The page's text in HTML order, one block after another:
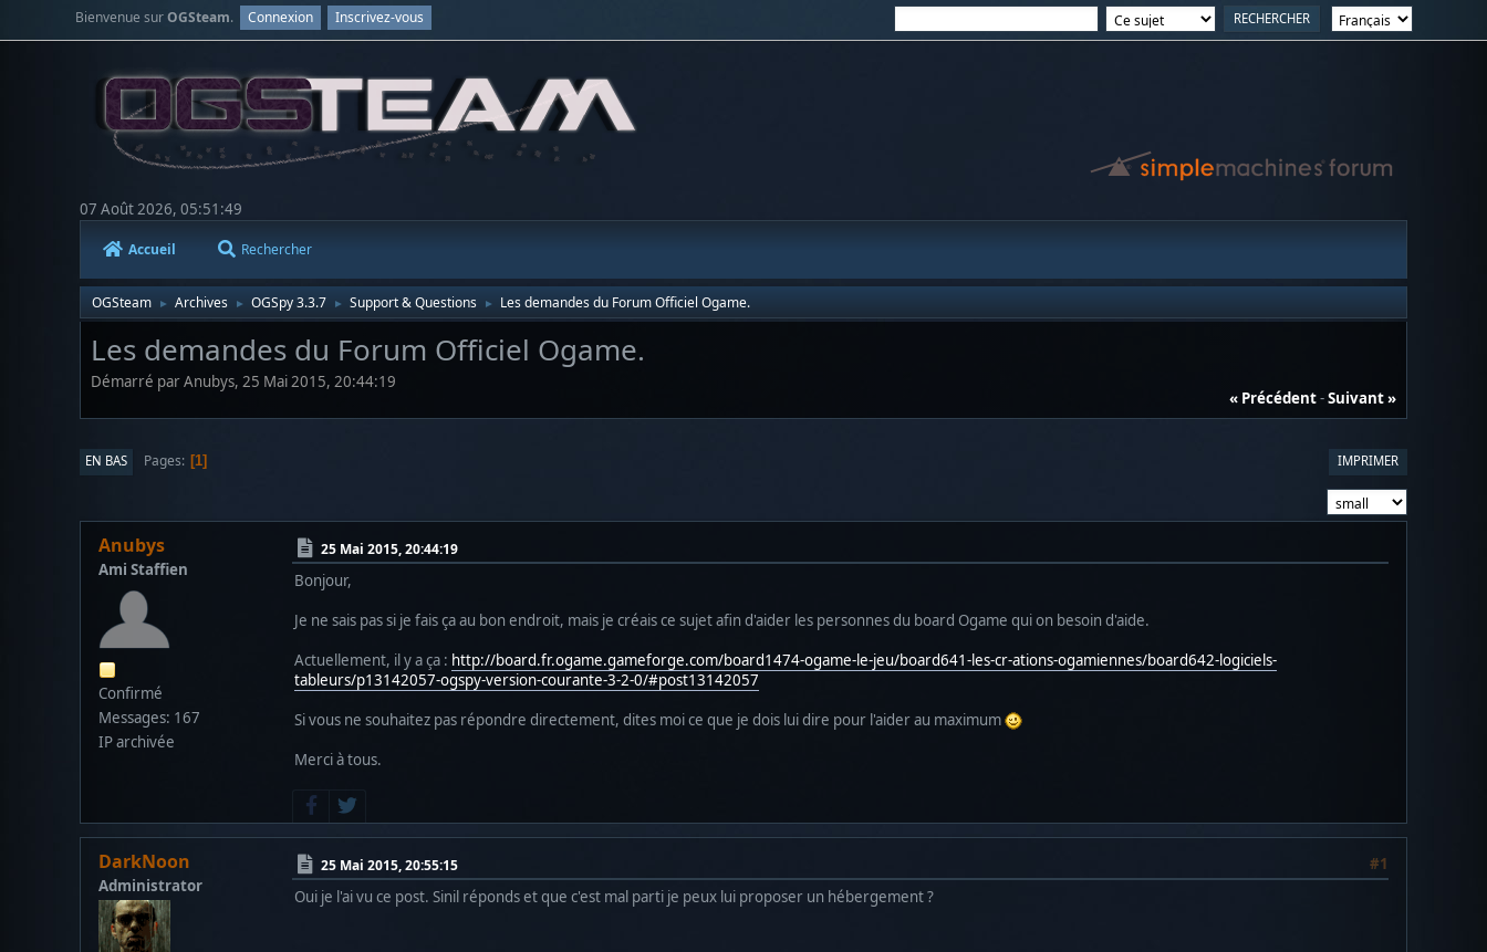
Bienvenue surOGSteam. Connexion Inscrivez-vous
07 Août 2026, 05:51:49
Accueil Rechercher
OGSteam ► Archives ► OGSpy 3.3.7 ► Support & Questions ► Les demandes du Forum Officiel Ogame.
Les demandes du Forum Officiel Ogame.
Démarré par Anubys, 25 Mai 2015, 20:44:19
« Précédent-Suivant »
IMPRIMER
EN BAS Pages 1
Anubys
Ami Staffien
Confirmé
Messages: 167
IP archivée
25 Mai 2015, 20:44:19
Bonjour,
Je ne sais pas si je fais ça au bon endroit, mais je créais ce sujet afin d'aider les personnes du board Ogame qui on besoin d'aide.
Actuellement, il y a ça : http://board.fr.ogame.gameforge.com/board1474-ogame-le-jeu/board641-les-cr-ations-ogamiennes/board642-logiciels-
tableurs/p13142057-ogspy-version-courante-3-2-0/#post13142057
Si vous ne souhaitez pas répondre directement, dites moi ce que je dois lui dire pour l'aider au maximum
Merci à tous.
DarkNoon
Administrator
25 Mai 2015, 20:55:15
#1
Oui je l'ai vu ce post. Sinil réponds et que c'est mal parti je peux lui proposer un hébergement ?